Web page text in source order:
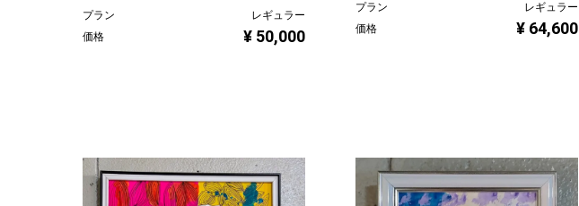
プラン
レギュラー
価格
¥ 50,000
プラン
レギュラー
価格
¥ 64,600